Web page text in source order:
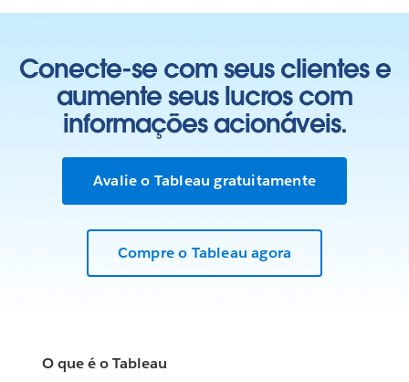
Conecte-se com seus clientes e
aumente seus lucros com
informações acionáveis.
Avalie o Tableau gratuitamente
Compre o Tableau agora
O que é o Tableau